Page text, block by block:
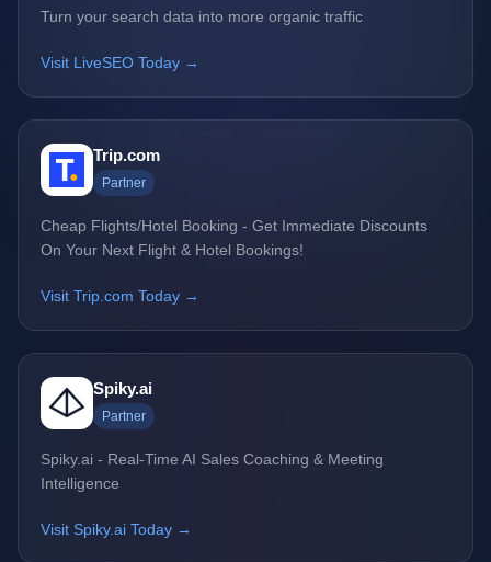
Turn your search data into more organic traffic
Visit LiveSEO Today →
Trip.com
Partner
Cheap Flights/Hotel Booking - Get Immediate Discounts
On Your Next Flight & Hotel Bookings!
Visit Trip.com Today →
Spiky.ai
Partner
Spiky.ai - Real-Time AI Sales Coaching & Meeting
Intelligence
Visit Spiky.ai Today →